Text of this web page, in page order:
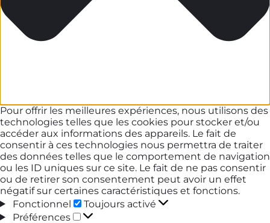
Pour offrir les meilleures expériences, nous utilisons des
technologies telles que les cookies pour stocker et/ou
accéder aux informations des appareils. Le fait de
consentir à ces technologies nous permettra de traiter
des données telles que le comportement de navigation
ou les ID uniques sur ce site. Le fait de ne pas consentir
ou de retirer son consentement peut avoir un effet
négatif sur certaines caractéristiques et fonctions.
Fonctionnel
Fonctionnel
Toujours activé
Préférences
Préférences